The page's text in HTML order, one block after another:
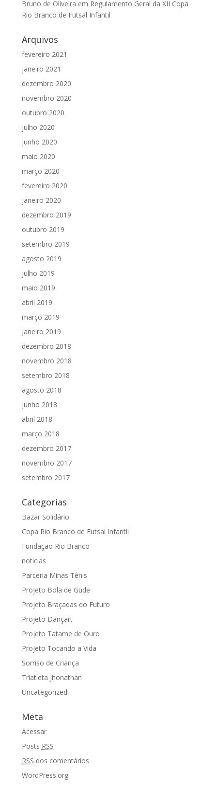
Bruno de Oliveira em Regulamento Geral da XII Copa
Rio Branco de Futsal Infantil
Arquivos
fevereiro 2021
janeiro 2021
dezembro 2020
novembro 2020
outubro 2020
julho 2020
junho 2020
maio 2020
março 2020
fevereiro 2020
janeiro 2020
dezembro 2019
outubro 2019
setembro 2019
agosto 2019
julho 2019
maio 2019
abril 2019
março 2019
janeiro 2019
dezembro 2018
novembro 2018
setembro 2018
agosto 2018
junho 2018
abril 2018
março 2018
dezembro 2017
novembro 2017
setembro 2017
Categorias
Bazar Solidário
Copa Rio Branco de Futsal Infantil
Fundação Rio Branco
noticias
Parceria Minas Tênis
Projeto Bola de Gude
Projeto Braçadas do Futuro
Projeto Dançart
Projeto Tatame de Ouro
Projeto Tocando a Vida
Sorriso de Criança
Triatleta Jhonathan
Uncategorized
Meta
Acessar
Posts RSS
RSS dos comentários
WordPress.org